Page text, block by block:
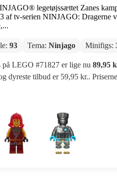
legetøjssættet Zanes
af tv-serien NINJAGO: Dragerne
93 Tema: Ninjago Minifigs:
LEGO #71827 er lige nu 89,95
dyreste tilbud er 59,95 kr..